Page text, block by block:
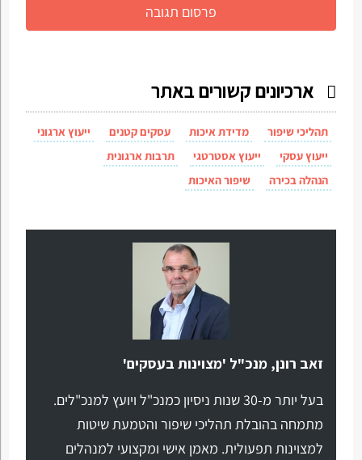
ארכיונים קשורים באתר
תהליכי שיפור מדידת איכות עסקים קטנים
ייעוץ ארגוני
ייעוץ עסקי
ייעוץ אסטרטגי
תרבות ארגונית
הנהלה בכירה
שיפור האיכות
זאב רונן, מנכ"ל 'מצוינות בעסקים'
בעל יותר מ-30 שנות ניסיון כמנכ"ל ויועץ למנכ"לים.
מתמחה בהובלת תהליכי שיפור והטמעת שיטות
למצוינות תפעולית. מאמן אישי ומקצועי למנהלים